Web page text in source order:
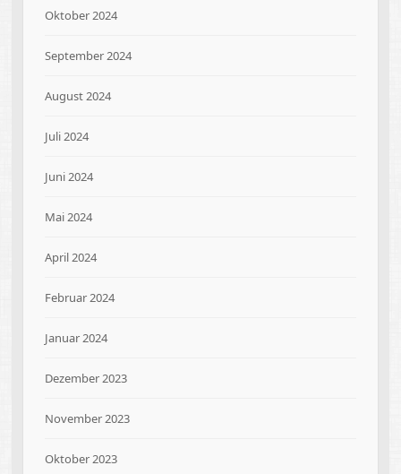
Oktober 2024
September 2024
August 2024
Juli 2024
Juni 2024
Mai 2024
April 2024
Februar 2024
Januar 2024
Dezember 2023
November 2023
Oktober 2023